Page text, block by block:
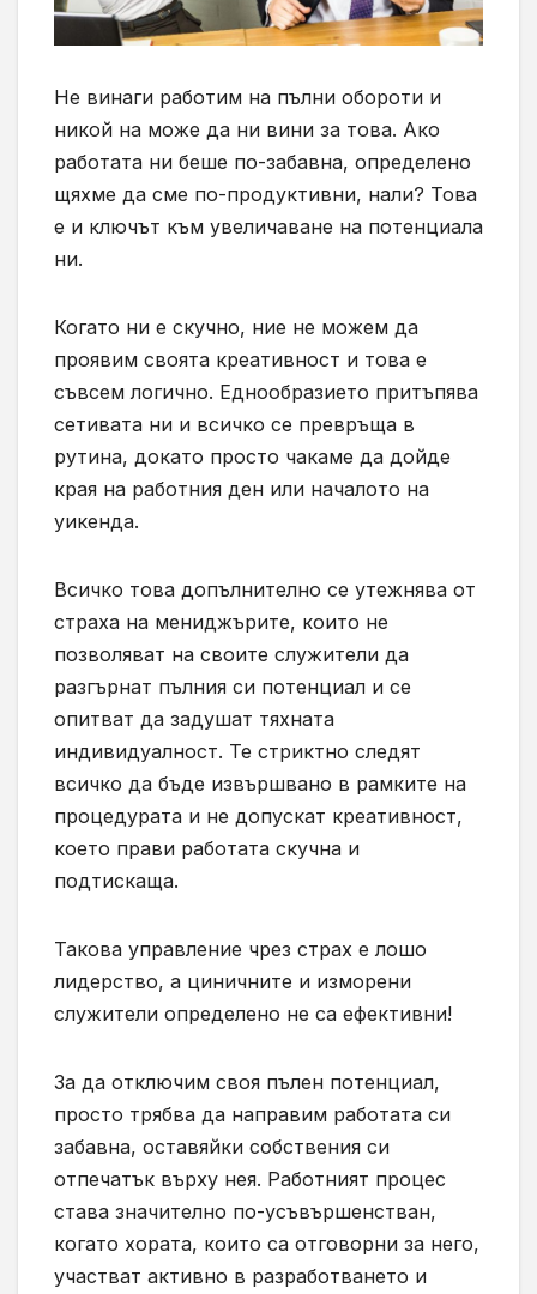
Не винаги работим на пълни обороти и
никой на може да ни вини за това. Ако
работата ни беше по-забавна, определено
щяхме да сме по-продуктивни, нали? Това
е и ключът към увеличаване на потенциала
ни.
Когато ни е скучно, ние не можем да
проявим своята креативност и това е
съвсем логично. Еднообразието притъпява
сетивата ни и всичко се превръща в
рутина, докато просто чакаме да дойде
края на работния ден или началото на
уикенда.
Всичко това допълнително се утежнява от
страха на мениджърите, които не
позволяват на своите служители да
разгърнат пълния си потенциал и се
опитват да задушат тяхната
индивидуалност. Те стриктно следят
всичко да бъде извършвано в рамките на
процедурата и не допускат креативност,
което прави работата скучна и
подтискаща.
Такова управление чрез страх е лошо
лидерство, а циничните и изморени
служители определено не са ефективни!
За да отключим своя пълен потенциал,
просто трябва да направим работата си
забавна, оставяйки собствения си
отпечатък върху нея. Работният процес
става значително по-усъвършенстван,
когато хората, които са отговорни за него,
участват активно в разработването и